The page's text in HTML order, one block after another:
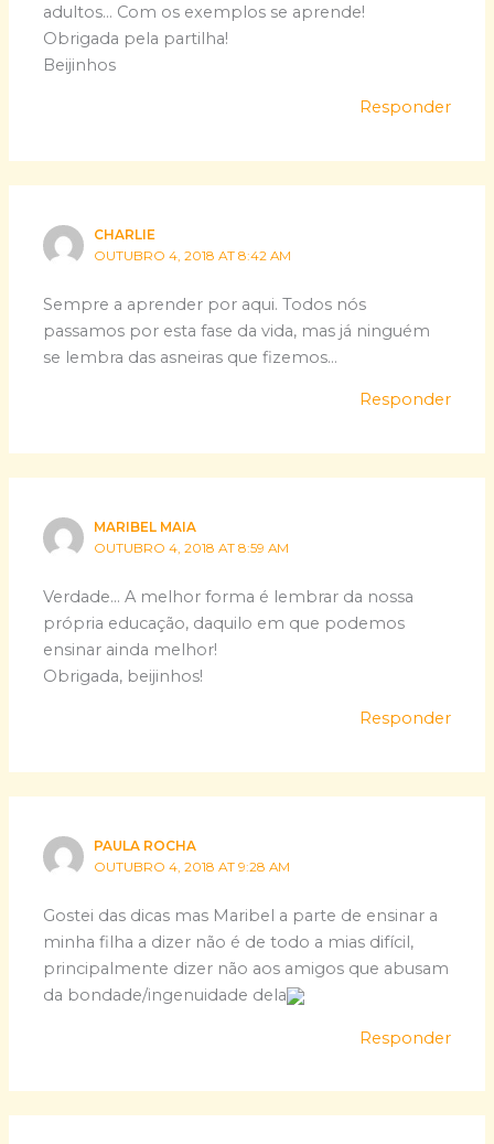
adultos… Com os exemplos se aprende!
Obrigada pela partilha!
Beijinhos
Responder
CHARLIE
OUTUBRO 4, 2018 AT 8:42 AM
Sempre a aprender por aqui. Todos nós
passamos por esta fase da vida, mas já ninguém
se lembra das asneiras que fizemos…
Responder
MARIBEL MAIA
OUTUBRO 4, 2018 AT 8:59 AM
Verdade… A melhor forma é lembrar da nossa
própria educação, daquilo em que podemos
ensinar ainda melhor!
Obrigada, beijinhos!
Responder
PAULA ROCHA
OUTUBRO 4, 2018 AT 9:28 AM
Gostei das dicas mas Maribel a parte de ensinar a
minha filha a dizer não é de todo a mias difícil,
principalmente dizer não aos amigos que abusam
da bondade/ingenuidade dela
Responder